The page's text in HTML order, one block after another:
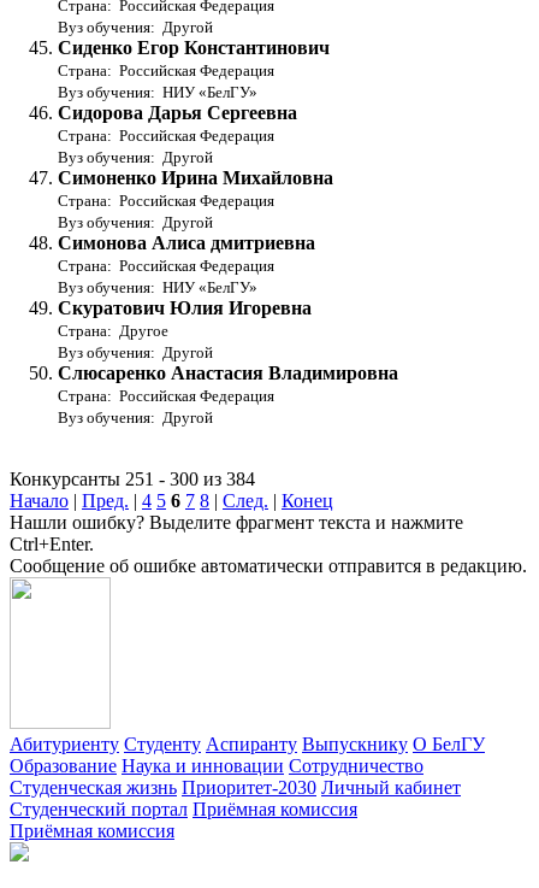
Страна: Российская Федерация
Вуз обучения: Другой
Сиденко Егор Константинович
Страна: Российская Федерация
Вуз обучения: НИУ «БелГУ»
Сидорова Дарья Сергеевна
Страна: Российская Федерация
Вуз обучения: Другой
Симоненко Ирина Михайловна
Страна: Российская Федерация
Вуз обучения: Другой
Симонова Алиса дмитриевна
Страна: Российская Федерация
Вуз обучения: НИУ «БелГУ»
Скуратович Юлия Игоревна
Страна: Другое
Вуз обучения: Другой
Слюсаренко Анастасия Владимировна
Страна: Российская Федерация
Вуз обучения: Другой
Конкурсанты 251 - 300 из 384
Начало | Пред. | 4 5 6 7 8 | След. | Конец
Нашли ошибку? Выделите фрагмент текста и нажмите
Ctrl+Enter.
Сообщение об ошибке автоматически отправится в редакцию.
Абитуриенту Студенту Аспиранту Выпускнику О БелГУ
Образование Наука и инновации Сотрудничество
Студенческая жизнь Приоритет-2030 Личный кабинет
Студенческий портал Приёмная комиссия
Приёмная комиссия